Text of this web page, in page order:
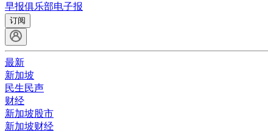
早报俱乐部电子报
订阅
最新
新加坡
民生民声
财经
新加坡股市
新加坡财经